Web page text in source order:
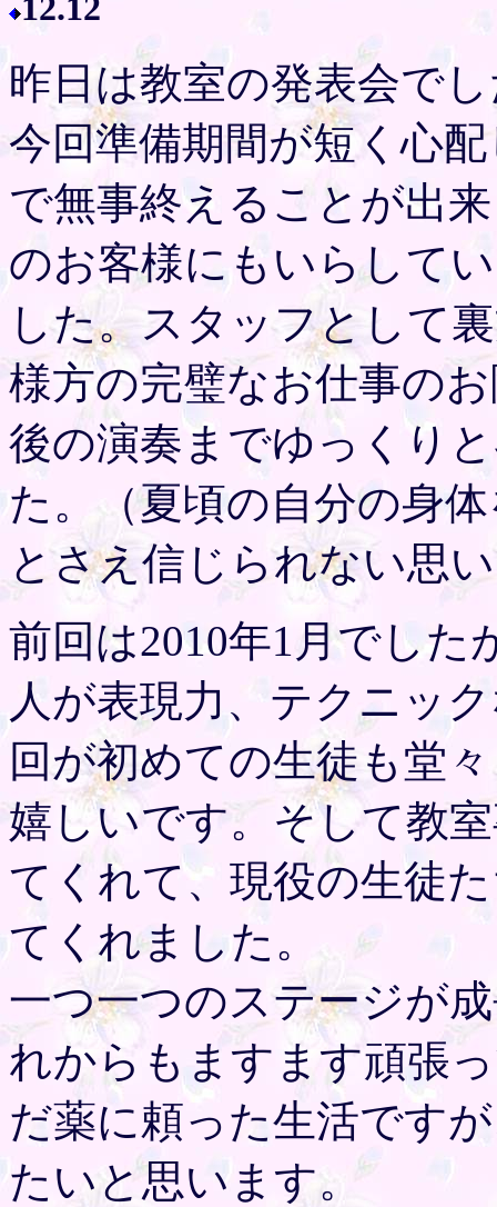
昨日は教室の発表会で
今回準備期間が短く心
で無事終えることが出
のお客様にもいらして
した。スタッフとして
様方の完璧なお仕事の
後の演奏までゆっくり
た。（夏頃の自分の身
とさえ信じられない思
前回は2010年1月でした
人が表現力、テクニッ
回が初めての生徒も堂
嬉しいです。そして教
てくれて、現役の生徒
てくれました。
一つ一つのステージが
れからもますます頑張
だ薬に頼った生活です
たいと思います。